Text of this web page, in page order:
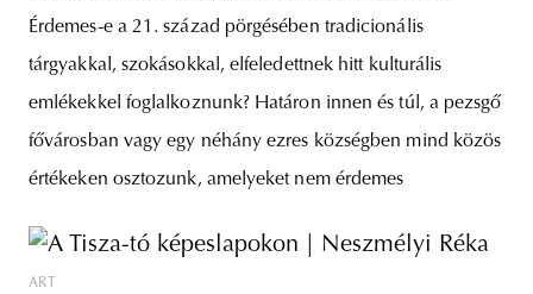
Érdemes-e a 21. század pörgésében tradicionális
tárgyakkal, szokásokkal, elfeledettnek hitt kulturális
emlékekkel foglalkoznunk? Határon innen és túl, a pezsgő
fővárosban vagy egy néhány ezres községben mind közös
értékeken osztozunk, amelyeket nem érdemes
ART